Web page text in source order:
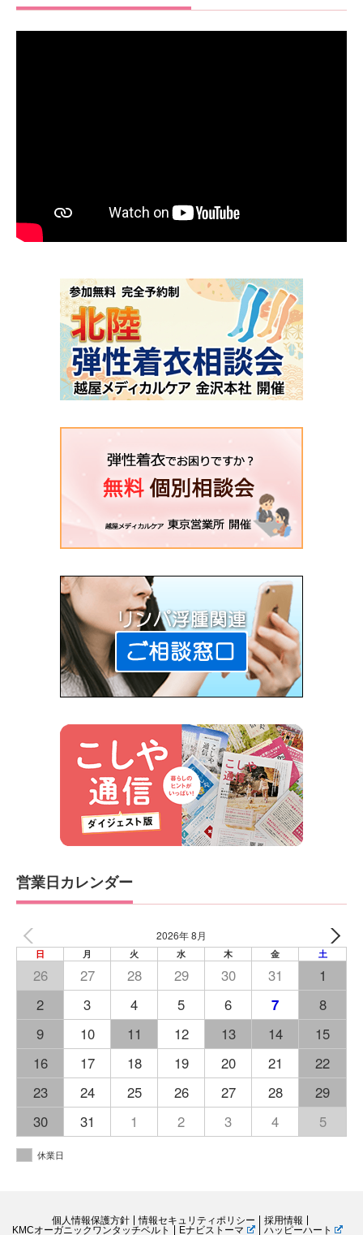
営業日カレンダー
2026年 8月
日 月 火 水 木 金 土
26 27 28 29 30 31
1
2
3 4 5 6 7
8
9
10 11 12 13 14
15
16
17 18 19 20 21
22
23
24 25 26 27 28
29
30
31 1 2 3 4 5
休業日
個人情報保護方針 情報セキュリティポリシー
採用情報
KMCオーガニックワンタッチベルト
Eナビストーマ ハッピーハート